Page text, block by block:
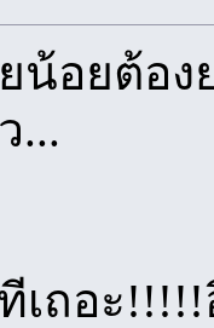
น้อยต้อ
...
เถอะ